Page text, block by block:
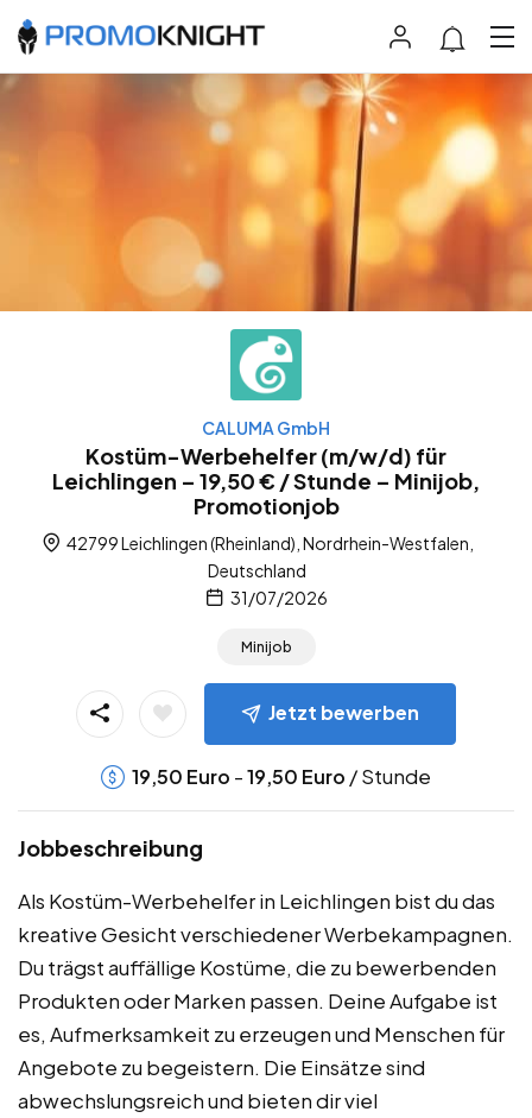
CALUMA GmbH
Kostüm-Werbehelfer (m/w/d) für
Leichlingen – 19,50 € / Stunde – Minijob,
Promotionjob
42799 Leichlingen (Rheinland), Nordrhein-Westfalen,
Deutschland
31/07/2026
Minijob
Jetzt bewerben
19,50 Euro -19,50 Euro / Stunde
Jobbeschreibung
Als Kostüm-Werbehelfer in Leichlingen bist du das
kreative Gesicht verschiedener Werbekampagnen.
Du trägst auffällige Kostüme, die zu bewerbenden
Produkten oder Marken passen. Deine Aufgabe ist
es, Aufmerksamkeit zu erzeugen und Menschen für
Angebote zu begeistern. Die Einsätze sind
abwechslungsreich und bieten dir viel